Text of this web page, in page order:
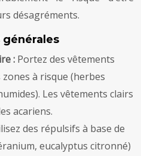
désagréments.
: Portez des vêtements
à risque (herbes
Les vêtements clairs
acariens.
des répulsifs à base de
eucalyptus citronné)